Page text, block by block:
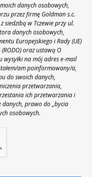
danych osobowych,
przez firmę Goldman s.c.
siedzibą w Tczewie przy ul.
danych osobowych,
Europejskiego i Rady (UE)
oraz ustawą O
wysyłki na mój adres e-mail
am poinformowany/a,
do swoich danych,
przetwarzania,
ich przetwarzania i
prawo do „bycia
osobowych.